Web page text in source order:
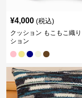
¥4,000 (税込)
クッション もこもこ織
ション